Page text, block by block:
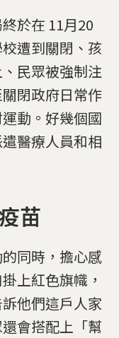
於在 11月20
遭到關閉、孩
民眾被強制注
閉政府日常作
動。好幾個國
醫療人員和相
苗
同時，擔心感
上紅色旗幟，
他們這戶人家
會搭配上「幫